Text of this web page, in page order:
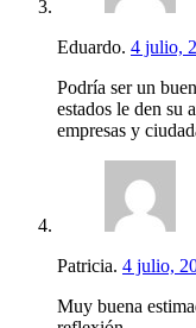
Eduardo. 4 julio,
Podría ser un
estados le den su
empresas y
Patricia. 4 julio,
Muy buena